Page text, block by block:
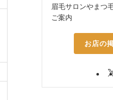
眉毛サロンやまつ
ご案内
お店の